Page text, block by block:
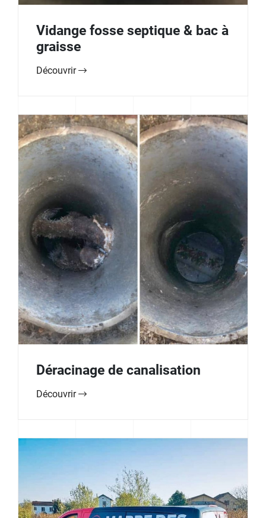
Vidange fosse septique & bac à
graisse
Découvrir
Déracinage de canalisation
Découvrir